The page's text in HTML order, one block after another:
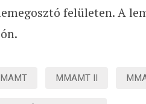
felületen. A
MMAMT II